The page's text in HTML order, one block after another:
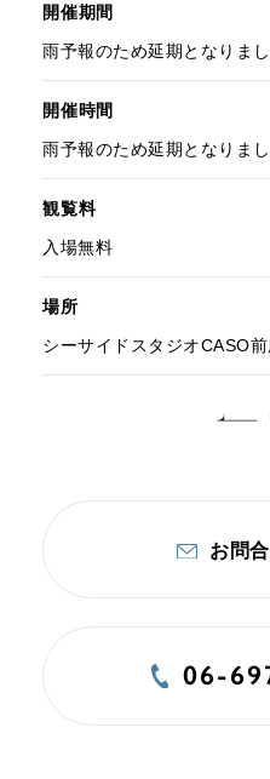
開催期間
雨予報のため延期となりまし
開催時間
雨予報のため延期となりまし
観覧料
入場無料
場所
シーサイドスタジオCASO
お問
06-